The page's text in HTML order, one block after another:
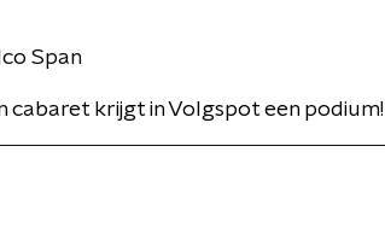
Span
cabaret krijgt in Volgspot een podium!